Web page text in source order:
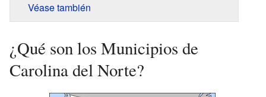
Véase también
¿Qué son los Municipios de
Carolina del Norte?